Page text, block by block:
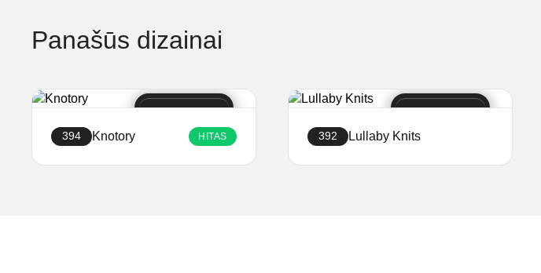
Panašūs dizainai
394 Knotory HITAS 392 Lullaby Knits